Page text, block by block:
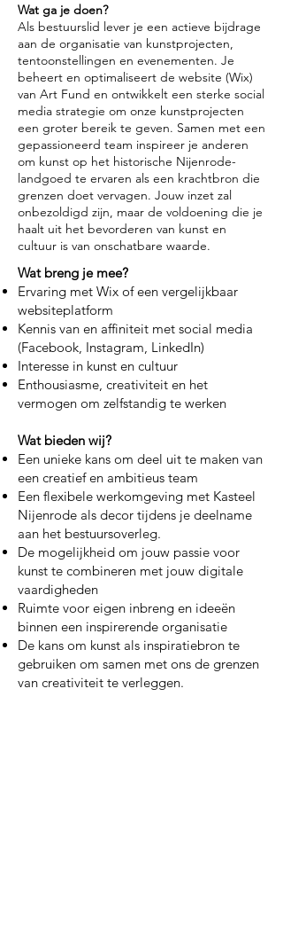
Wat ga je doen?
Als bestuurslid lever je een actieve bijdrage
aan de organisatie van kunstprojecten,
tentoonstellingen en evenementen. Je
beheert en optimaliseert de website (Wix)
van Art Fund en ontwikkelt een sterke social
media strategie om onze kunstprojecten
een groter bereik te geven. Samen met een
gepassioneerd team inspireer je anderen
om kunst op het historische Nijenrode-
landgoed te ervaren als een krachtbron die
grenzen doet vervagen. Jouw inzet zal
onbezoldigd zijn, maar de voldoening die je
haalt uit het bevorderen van kunst en
cultuur is van onschatbare waarde.
Wat breng je mee?
Ervaring met Wix of een vergelijkbaar
websiteplatform
Kennis van en affiniteit met social media
(Facebook, Instagram, LinkedIn)
Interesse in kunst en cultuur
Enthousiasme, creativiteit en het
vermogen om zelfstandig te werken
Wat bieden wij?
Een unieke kans om deel uit te maken van
een creatief en ambitieus team
Een flexibele werkomgeving met Kasteel
Nijenrode als decor tijdens je deelname
aan het bestuursoverleg.
De mogelijkheid om jouw passie voor
kunst te combineren met jouw digitale
vaardigheden
Ruimte voor eigen inbreng en ideeën
binnen een inspirerende organisatie
De kans om kunst als inspiratiebron te
gebruiken om samen met ons de grenzen
van creativiteit te verleggen.